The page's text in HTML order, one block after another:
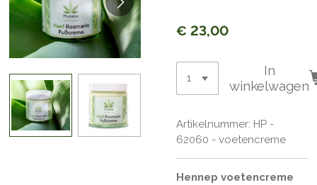
€ 23,00
In
winkelwagen
Artikelnummer: HP -
62060 - voetencreme
Hennep voetencreme